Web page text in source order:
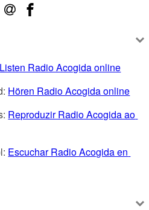
Listen Radio Acogida online
Hören Radio Acogida online
Reproduzir Radio Acogida ao
Escuchar Radio Acogida en